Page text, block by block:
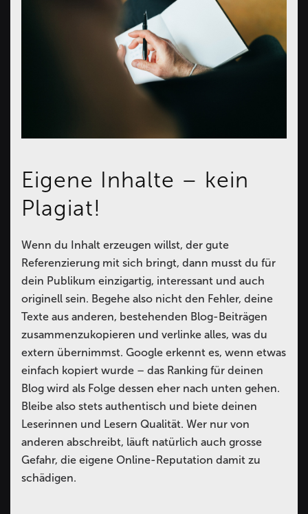
Eigene Inhalte – kein
Plagiat!
Wenn du Inhalt erzeugen willst, der gute
Referenzierung mit sich bringt, dann musst du für
dein Publikum einzigartig, interessant und auch
originell sein. Begehe also nicht den Fehler, deine
Texte aus anderen, bestehenden Blog-Beiträgen
zusammenzukopieren und verlinke alles, was du
extern übernimmst. Google erkennt es, wenn etwas
einfach kopiert wurde – das Ranking für deinen
Blog wird als Folge dessen eher nach unten gehen.
Bleibe also stets authentisch und biete deinen
Leserinnen und Lesern Qualität. Wer nur von
anderen abschreibt, läuft natürlich auch grosse
Gefahr, die eigene Online-Reputation damit zu
schädigen.